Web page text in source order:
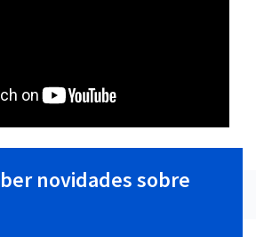
novidades sobre